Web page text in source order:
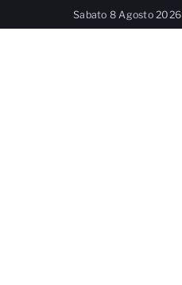
Sabato 8 Agosto 2026